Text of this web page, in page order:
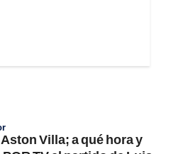
Villa; a qué hora y